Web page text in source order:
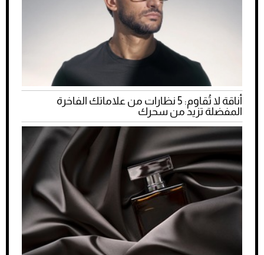
أناقة لا تُقاوم: 5 نظارات من علاماتك الفاخرة
المفضلة تزيد من سحرك